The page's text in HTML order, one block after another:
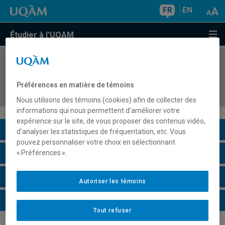
FR EN
Étudier à l'UQAM
COURS//
restauration III
Description du cours
Horaire - Été 2026
Horaire - Automne 2026
Horaire - Hiver 2027
Préférences en matière de témoins
Nous utilisons des témoins (cookies) afin de collecter des
informations qui nous permettent d’améliorer votre
expérience sur le site, de vous proposer des contenus vidéo,
d’analyser les statistiques de fréquentation, etc. Vous
pouvez personnaliser votre choix en sélectionnant
« Préférences ».
Tout refuser
Autoriser les témoins